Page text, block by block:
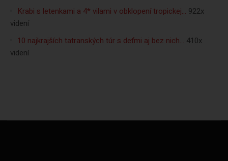
Krabi s letenkami a 4* vilami v obklopení tropickej… 922x
videní
10 najkrajších tatranských túr s deťmi aj bez nich… 410x
videní